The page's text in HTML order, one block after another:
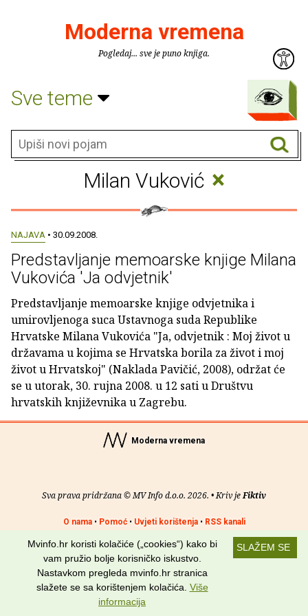
Moderna vremena
Pogledaj... sve je puno knjiga.
Sve teme
Milan Vuković ×
NAJAVA • 30.09.2008.
Predstavljanje memoarske knjige Milana
Vukovića 'Ja odvjetnik'
Predstavljanje memoarske knjige odvjetnika i
umirovljenoga suca Ustavnoga suda Republike
Hrvatske Milana Vukovića "Ja, odvjetnik : Moj život u
državama u kojima se Hrvatska borila za život i moj
život u Hrvatskoj" (Naklada Pavičić, 2008), održat će
se u utorak, 30. rujna 2008. u 12 sati u Društvu
hrvatskih književnika u Zagrebu.
Moderna vremena
Sva prava pridržana © MV Info d.o.o. 2026. • Kriv jeFiktiv
O nama• Pomoć• Uvjeti korištenja• RSS kanali
Potraži nas na: SLAŽEM SE
Mvinfo.hr koristi kolačiće („cookies“) kako bi
vam pružio bolje korisničko iskustvo.
Nastavkom pregleda mvinfo.hr stranica
slažete se sa korištenjem kolačića. Više
informacija